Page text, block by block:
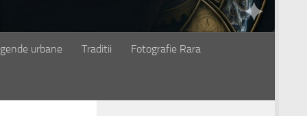
urbane Traditii Fotografie Rara